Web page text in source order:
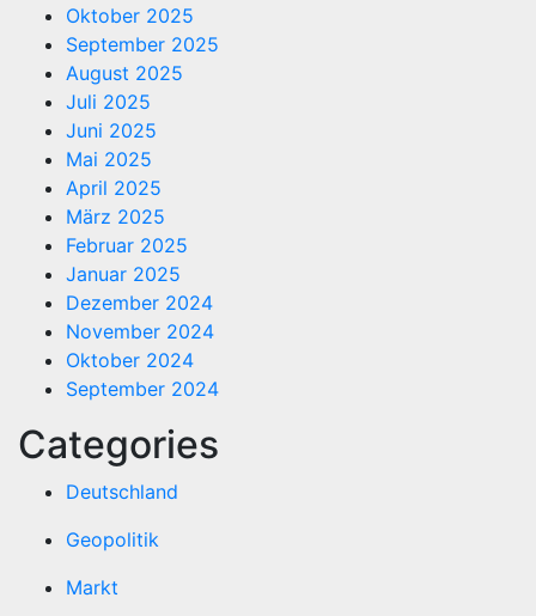
Oktober 2025
September 2025
August 2025
Juli 2025
Juni 2025
Mai 2025
April 2025
März 2025
Februar 2025
Januar 2025
Dezember 2024
November 2024
Oktober 2024
September 2024
Categories
Deutschland
Geopolitik
Markt